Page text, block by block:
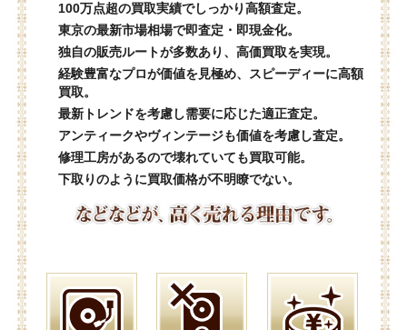
100万点超の買取実績でしっかり高額査定。
東京の最新市場相場で即査定・即現金化。
独自の販売ルートが多数あり、高価買取を実現。
経験豊富なプロが価値を見極め、スピーディーに高額
買取。
最新トレンドを考慮し需要に応じた適正査定。
アンティークやヴィンテージも価値を考慮し査定。
修理工房があるので壊れていても買取可能。
下取りのように買取価格が不明瞭でない。